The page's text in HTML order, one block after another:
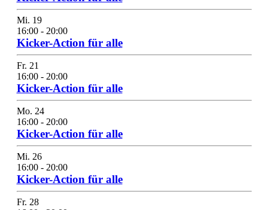
Mi. 19
16:00- 20:00
Kicker-Action für alle
Fr. 21
16:00- 20:00
Kicker-Action für alle
Mo. 24
16:00- 20:00
Kicker-Action für alle
Mi. 26
16:00- 20:00
Kicker-Action für alle
Fr. 28